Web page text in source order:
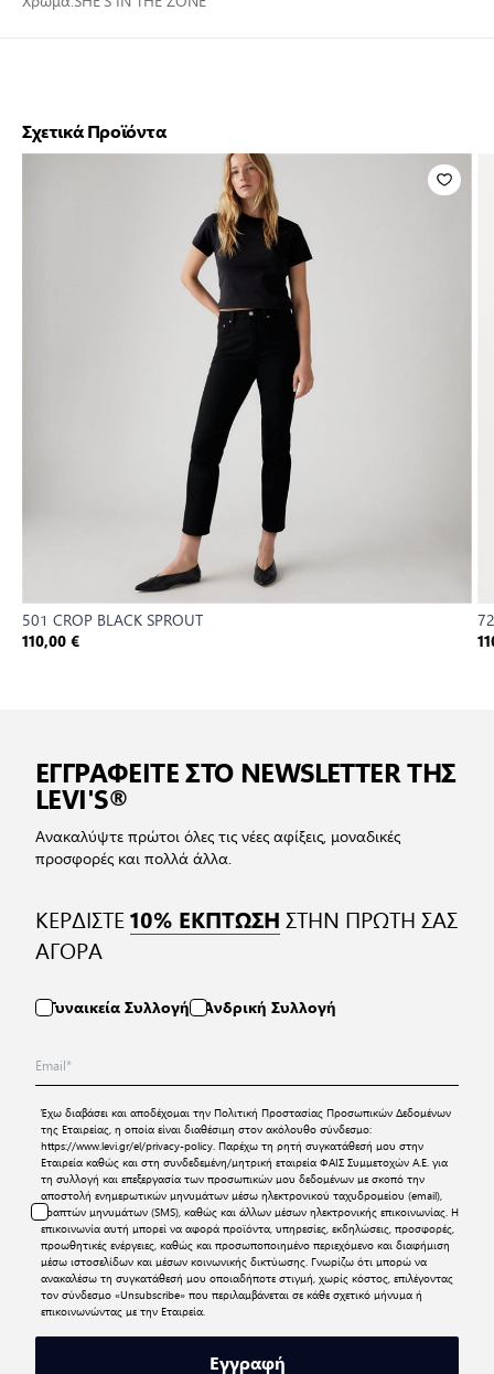
Σχετικά Προϊόντα
501 CROP BLACK SPROUT
110,00 €
ΕΓΓΡΑΦΕΙΤΕ ΣΤΟ NEWSLETTER ΤΗΣ
LEVI'S®
Ανακαλύψτε πρώτοι όλες τις νέες αφίξεις, μοναδικές
προσφορές και πολλά άλλα.
ΚΕΡΔΙΣΤΕ10% ΕΚΠΤΩΣΗ ΣΤΗΝ ΠΡΩΤΗ ΣΑΣ
ΑΓΟΡΑ
Γυναικεία Συλλογή Ανδρική Συλλογή
Έχω διαβάσει και αποδέχομαι την Πολιτική Προστασίας Προσωπικών Δεδομένων
της Εταιρείας, η οποία είναι διαθέσιμη στον ακόλουθο σύνδεσμο:
https://www.levi.gr/el/privacy-policy. Παρέχω τη ρητή συγκατάθεσή μου στην
Εταιρεία καθώς και στη συνδεδεμένη/μητρική εταιρεία ΦΑΙΣ Συμμετοχών Α.Ε. για
τη συλλογή και επεξεργασία των προσωπικών μου δεδομένων με σκοπό την
αποστολή ενημερωτικών μηνυμάτων μέσω ηλεκτρονικού ταχυδρομείου (email),
γραπτών μηνυμάτων (SMS), καθώς και άλλων μέσων ηλεκτρονικής επικοινωνίας. Η
επικοινωνία αυτή μπορεί να αφορά προϊόντα, υπηρεσίες, εκδηλώσεις, προσφορές,
προωθητικές ενέργειες, καθώς και προσωποποιημένο περιεχόμενο και διαφήμιση
μέσω ιστοσελίδων και μέσων κοινωνικής δικτύωσης. Γνωρίζω ότι μπορώ να
ανακαλέσω τη συγκατάθεσή μου οποιαδήποτε στιγμή, χωρίς κόστος, επιλέγοντας
τον σύνδεσμο «Unsubscribe» που περιλαμβάνεται σε κάθε σχετικό μήνυμα ή
επικοινωνώντας με την Εταιρεία.
Εγγραφή